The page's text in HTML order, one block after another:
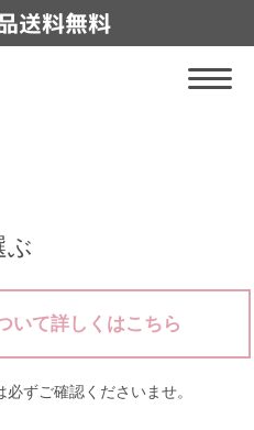
送料無料
ぶ
いて詳しくはこちら
ずご確認くださいませ。